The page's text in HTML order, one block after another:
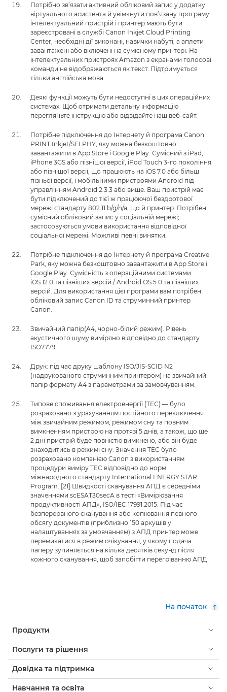
Потрібно зв’язати активний обліковий запис у додатку
віртуального асистента й увімкнути пов’язану програму;
інтелектуальний пристрій і принтер мають бути
зареєстровані в службі Canon Inkjet Cloud Printing
Center, необхідні дії виконані, навички набуті, а аплети
завантажені або включені на сумісному принтері. На
інтелектуальних пристроях Amazon з екранами голосові
команди не відображаються як текст. Підтримується
тільки англійська мова.
Деякі функції можуть бути недоступні в цих операційних
системах. Щоб отримати детальну інформацію
перегляньте інструкцію або відвідайте наш веб-сайт.
Потрібне підключення до Інтернету й програма Canon
PRINT Inkjet/SELPHY, яку можна безкоштовно
завантажити в App Store і Google Play. Сумісний з iPad,
iPhone 3GS або пізнішої версії, iPod Touch 3-го покоління
або пізнішої версії, що працюють на iOS 7.0 або більш
пізньої версії, і мобільними пристроями Android під
управлінням Android 2.3.3 або вище. Ваш пристрій має
бути підключений до тієї ж працюючої бездротової
мережі стандарту 802.11 b/g/n/a, що й принтер. Потрібен
сумісний обліковий запис у соціальній мережі;
застосовуються умови використання відповідної
соціальної мережі. Можливі певні винятки.
Потрібне підключення до Інтернету й програма Creative
Park, яку можна безкоштовно завантажити в App Store і
Google Play. Сумісність з операційними системами
iOS 12.0 та пізніших версій / Android OS 5.0 та пізніших
версій. Для використання цієї програми вам потрібен
обліковий запис Canon ID та струминний принтер
Canon.
Звичайний папір(A4, чорно-білий режим). Рівень
акустичного шуму виміряно відповідно до стандарту
ISO7779.
Друк: під час друку шаблону ISO/JIS-SCID N2
(надрукованого струминним принтером) на звичайний
папір формату A4 з параметрами за замовчуванням.
Типове споживання електроенергії (TEC) — було
розраховано з урахуванням постійного переключення
між звичайним режимом, режимом сну та повним
вимкненням пристрою на протязі 5 днів, а також, що ще
2 дні пристрій буде повністю вимкнено, або він буде
знаходитись в режимі сну. Значення TEC було
розраховано компанією Canon з використанням
процедури виміру TEC відповідно до норм
міжнародного стандарту International ENERGY STAR
Program. [21] Швидкості сканування АПД є середніми
значеннями scESAT30secA в тесті «Вимірювання
продуктивності АПД», ISO/IEC 17991:2015. Під час
безперервного сканування або копіювання певного
обсягу документів (приблизно 150 аркушів у
налаштуваннях за умовчанням) з АПД принтер може
перемикатися в режим очікування, у якому подача
паперу зупиняється на кілька десятків секунд після
кожного сканування, щоб запобігти перегріванню АПД
На початок
Продукти
Послуги та рішення
Довідка та підтримка
Навчання та освіта